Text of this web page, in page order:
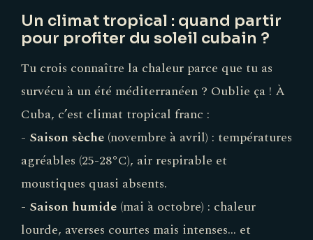
Un climat tropical : quand partir
pour profiter du soleil cubain ?
Tu crois connaître la chaleur parce que tu as
survécu à un été méditerranéen ? Oublie ça ! À
Cuba, c’est climat tropical franc :
- Saison sèche (novembre à avril) : températures
agréables (25-28°C), air respirable et
moustiques quasi absents.
- Saison humide (mai à octobre) : chaleur
lourde, averses courtes mais intenses… et